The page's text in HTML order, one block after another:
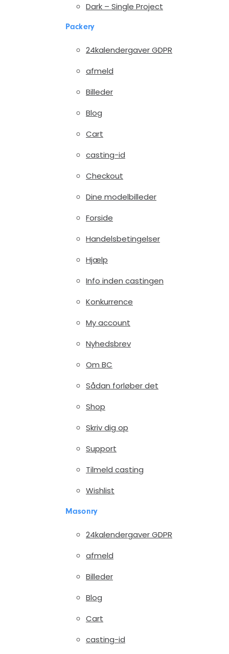
Dark – Single Project
Packery
24kalendergaver GDPR
afmeld
Billeder
Blog
Cart
casting-id
Checkout
Dine modelbilleder
Forside
Handelsbetingelser
Hjælp
Info inden castingen
Konkurrence
My account
Nyhedsbrev
Om BC
Sådan forløber det
Shop
Skriv dig op
Support
Tilmeld casting
Wishlist
Masonry
24kalendergaver GDPR
afmeld
Billeder
Blog
Cart
casting-id